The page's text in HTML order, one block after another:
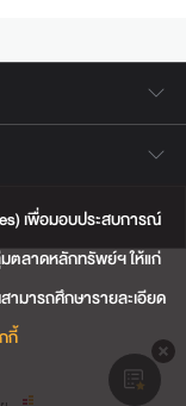
เพื่อมอบประสบการณ์
มตลาดหลักทรัพย์ฯ ให้แก่
ามารถศึกษารายละเอียด
กี้